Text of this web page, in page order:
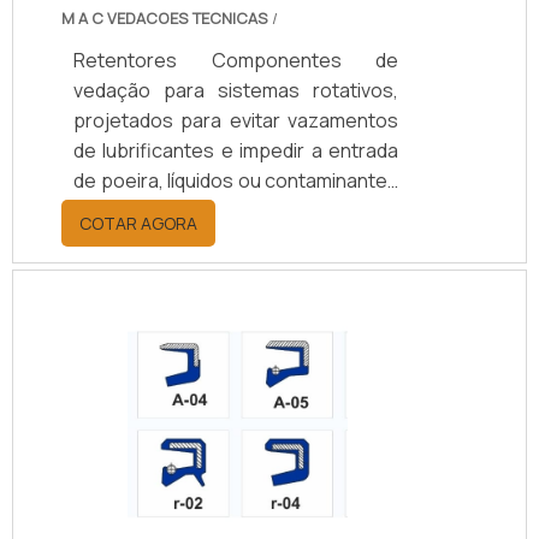
M A C VEDACOES TECNICAS /
Retentores Componentes de
vedação para sistemas rotativos,
projetados para evitar vazamentos
de lubrificantes e impedir a entrada
de poeira, líquidos ou contaminantes
em eixos e rolamentos. Disponíveis
em borracha nitrílica (NBR), Viton
(FKM), silicone, PTFE ou grafite,
+200°C, conforme o material.
Oferecem opções de vedação
simples ou dupla, com ou sem mola,
e diâmetros de 10 a 200 mm.
Aplicados em setores automotivo,
agrícola, naval, ferroviário e
industrial, aumentam a durabilidade
COTAR AGORA